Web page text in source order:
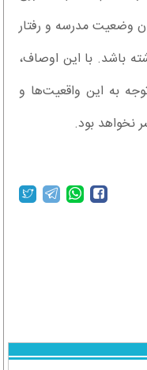
وضعیت مدرسه و رفتار
باشد. با این اوصاف،
به این واقعیت‌ها و
نخواهد بود.